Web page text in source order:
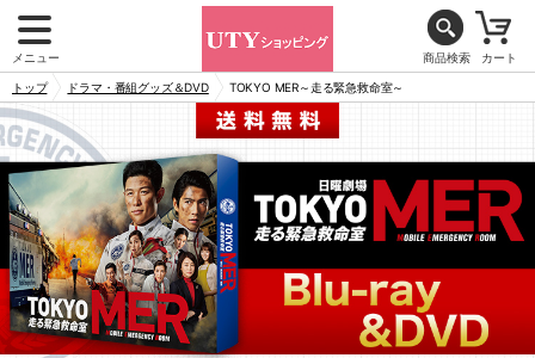
メニュー 商品検索 カート
トップ ドラマ・番組グッズ＆DVD TOKYO MER～走る緊急救命室～